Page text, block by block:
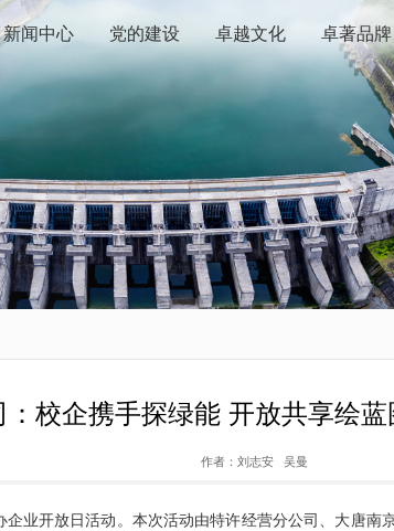
新闻中心 党的建设 卓越文化 卓著品牌
：校企携手探绿能 开放共享绘蓝
作者： 刘志安 吴曼
业开放日活动。本次活动由特许经营分公司、大唐南